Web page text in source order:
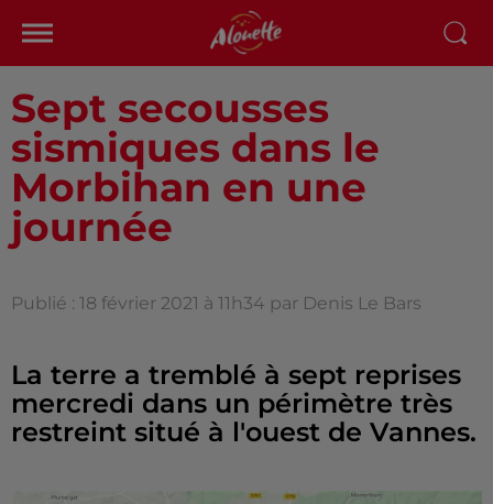
Sept secousses
sismiques dans le
Morbihan en une
journée
Publié : 18 février 2021 à 11h34 par Denis Le Bars
La terre a tremblé à sept reprises
mercredi dans un périmètre très
restreint situé à l'ouest de Vannes.